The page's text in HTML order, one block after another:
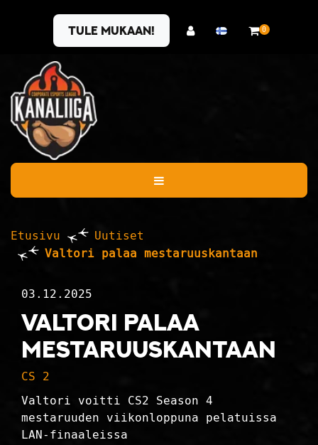
Tule mukaan! 0
Etusivu
Uutiset
Valtori palaa mestaruuskantaan
03.12.2025
Valtori palaa
mestaruuskantaan
CS 2
Valtori voitti CS2 Season 4
mestaruuden viikonloppuna pelatuissa
LAN-finaaleissa